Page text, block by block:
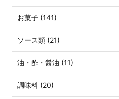
お菓子 (141)
ソース類 (21)
油・酢・醤油 (11)
調味料 (20)